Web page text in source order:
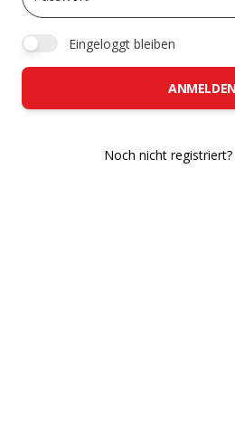
Eingeloggt bleiben
ANMELDEN
Noch nicht registriert?